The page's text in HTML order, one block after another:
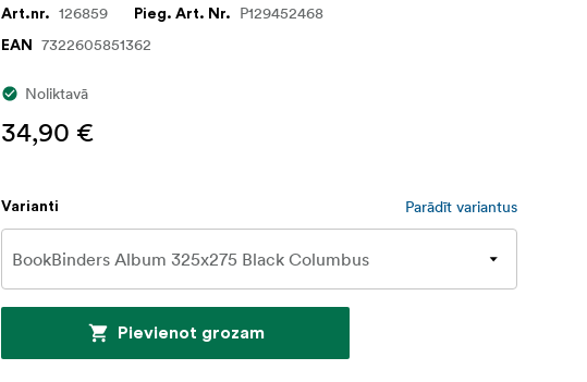
Art.nr. 126859 Pieg. Art. Nr. P129452468
EAN 7322605851362
Noliktavā
34,90 €
Varianti Parādīt variantus
Pievienot grozam